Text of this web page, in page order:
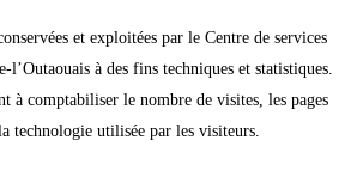
et exploitées par le Centre de services
l’Outaouais à des fins techniques et statistiques.
à comptabiliser le nombre de visites, les pages
technologie utilisée par les visiteurs.